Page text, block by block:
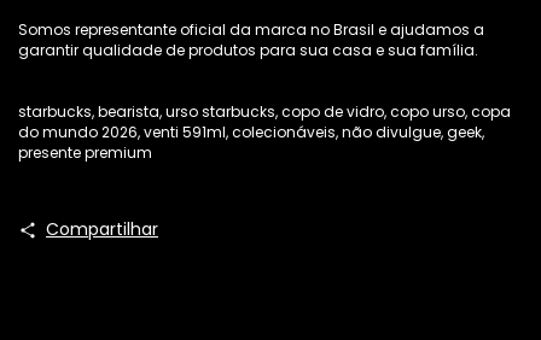
Somos representante oficial da marca no Brasil e ajudamos a
garantir qualidade de produtos para sua casa e sua família.
starbucks, bearista, urso starbucks, copo de vidro, copo urso, copa
do mundo 2026, venti 591ml, colecionáveis, não divulgue, geek,
presente premium
Compartilhar